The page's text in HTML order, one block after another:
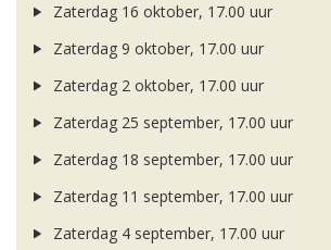
Zaterdag 16 oktober, 17.00 uur
Zaterdag 9 oktober, 17.00 uur
Zaterdag 2 oktober, 17.00 uur
Zaterdag 25 september, 17.00 uur
Zaterdag 18 september, 17.00 uur
Zaterdag 11 september, 17.00 uur
Zaterdag 4 september, 17.00 uur